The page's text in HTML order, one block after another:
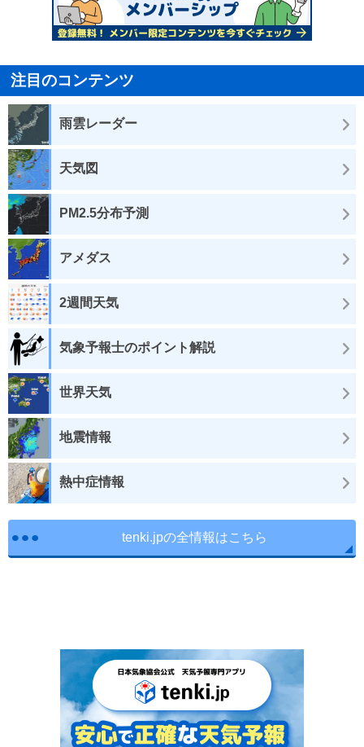
注目のコンテンツ
雨雲レーダー
天気図
PM2.5分布予測
アメダス
2週間天気
気象予報士のポイント解説
世界天気
地震情報
熱中症情報
tenki.jpの全情報はこちら